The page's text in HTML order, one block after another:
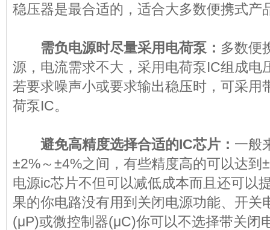
稳压器是最合适的，适合大多数便携式产
需负电源时尽量采用电荷泵： 多数便
源，电流需求不大，采用电荷泵IC组成电
若要求噪声小或要求输出稳压时，可采用
荷泵IC。
避免高精度选择合适的IC芯片： 一般
±2%～±4%之间，有些精度高的可以达到
电源ic芯片不但可以减低成本而且还可以
果的你电路没有用到关闭电源功能、开关
(μP)或微控制器(μC)你可以不选择带关闭